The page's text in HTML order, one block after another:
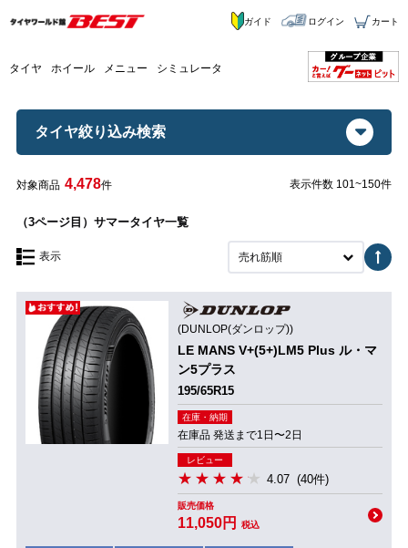
タイヤ ホイール メニュー シミュレータ
ガイド ログイン カート
タイヤ絞り込み検索
対象商品 4,478件 表示件数 101~150件
（3ページ目）サマータイヤ一覧
表示 売れ筋順
(DUNLOP(ダンロップ))
LE MANS V+(5+)LM5 Plus ル・マ
ン5プラス
195/65R15
在庫・納期
在庫品 発送まで1日〜2日
レビュー
4.07 (40件)
販売価格
11,050円 税込